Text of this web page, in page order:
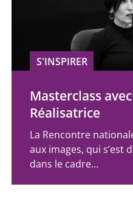
S'INSPIRER
Masterclass
Réalisatrice
La Rencontre
aux images, qui s’est
dans le cadre...